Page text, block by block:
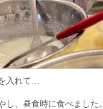
入れて…
し、昼食時に食べました。